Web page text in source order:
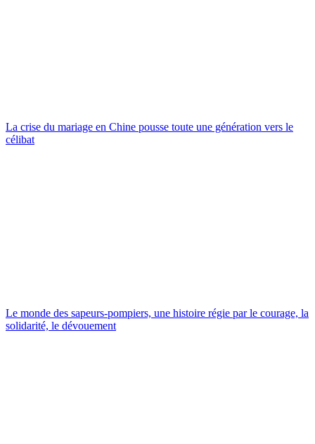
La crise du mariage en Chine pousse toute une génération vers le
célibat
Le monde des sapeurs-pompiers, une histoire régie par le courage, la
solidarité, le dévouement